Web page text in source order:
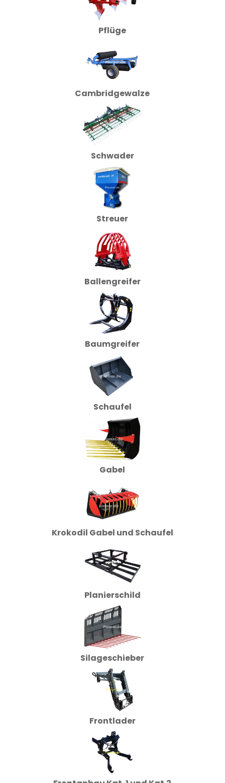
Pflüge
Cambridgewalze
Schwader
Streuer
Ballengreifer
Baumgreifer
Schaufel
Gabel
Krokodil Gabel und Schaufel
Planierschild
Silageschieber
Frontlader